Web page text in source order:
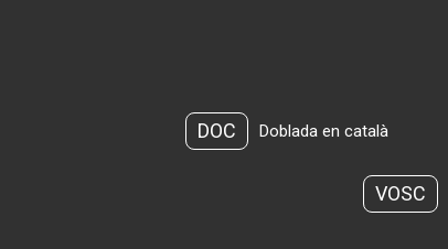
DOC Doblada en català
VOSC